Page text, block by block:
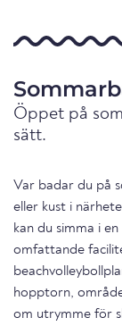
Öppet på
sätt.
Var badar du på
eller kust i
kan du simma i
omfattande
hopptorn,
om utrymme för